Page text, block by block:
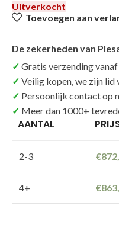
Uitverkocht
Toevoegen aan
De zekerheden van
Gratis verzending
Veilig kopen, we zijn
Persoonlijk contact op
Meer dan 1000+
AANTAL
2-3 €
4+ €